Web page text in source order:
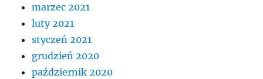
marzec 2021
luty 2021
styczeń 2021
grudzień 2020
październik 2020